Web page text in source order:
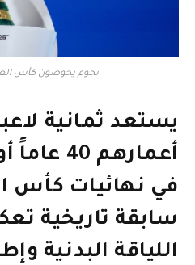
نجوم يخوضون كأس
يستعد ثمانية
أعمارهم
سابقة تاريخية
اللياقة البدنية